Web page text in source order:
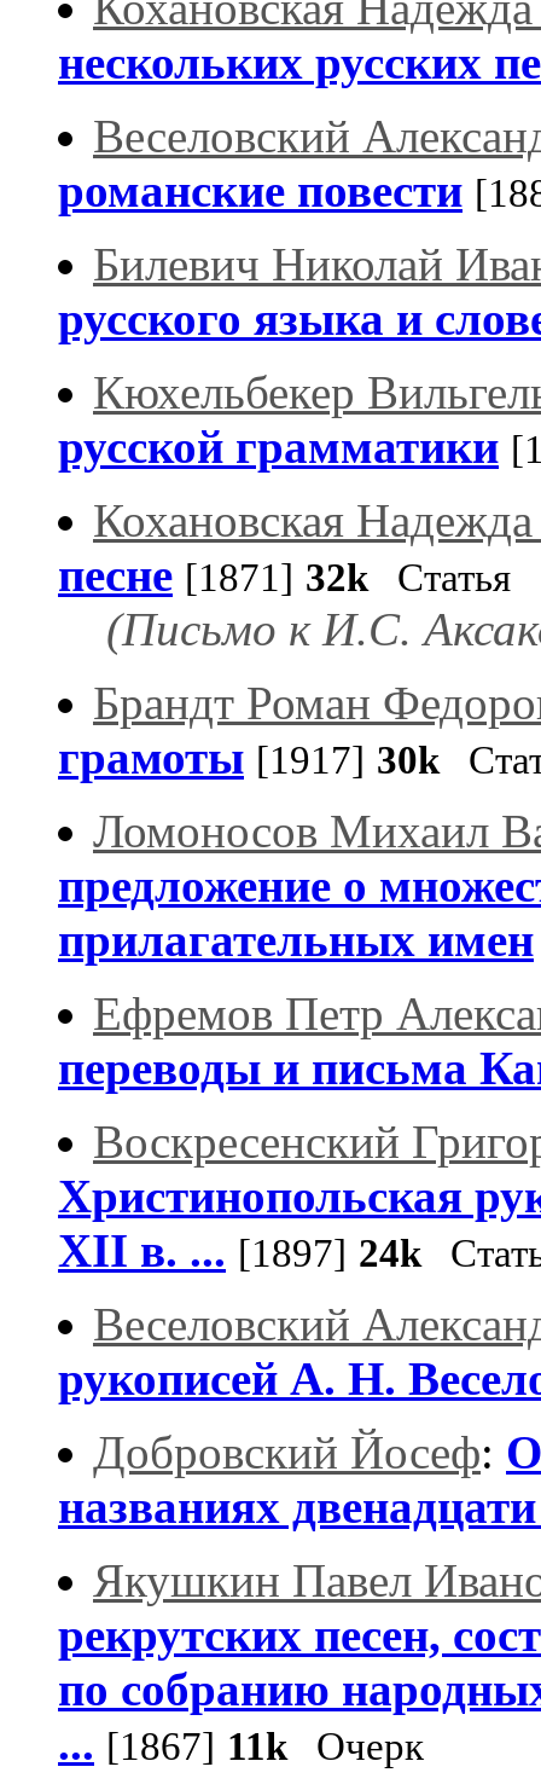
нескольких русских
Веселовский
романские повести
Билевич Николай
русского языка и
Кюхельбекер
русской грамматики
Кохановская
песне [1871] 32kСтатья
(Письмо к И.С.
Брандт Роман
грамоты [1917] 30k
Ломоносов Михаил
предложение о
прилагательных имен
Ефремов Петр
переводы и письма
Воскресенский
Христинопольская
XII в. ... [1897] 24k
Веселовский
рукописей А. Н.
Добровский Йосеф:
названиях
Якушкин Павел
рекрутских песен,
по собранию
... [1867] 11kОчерк